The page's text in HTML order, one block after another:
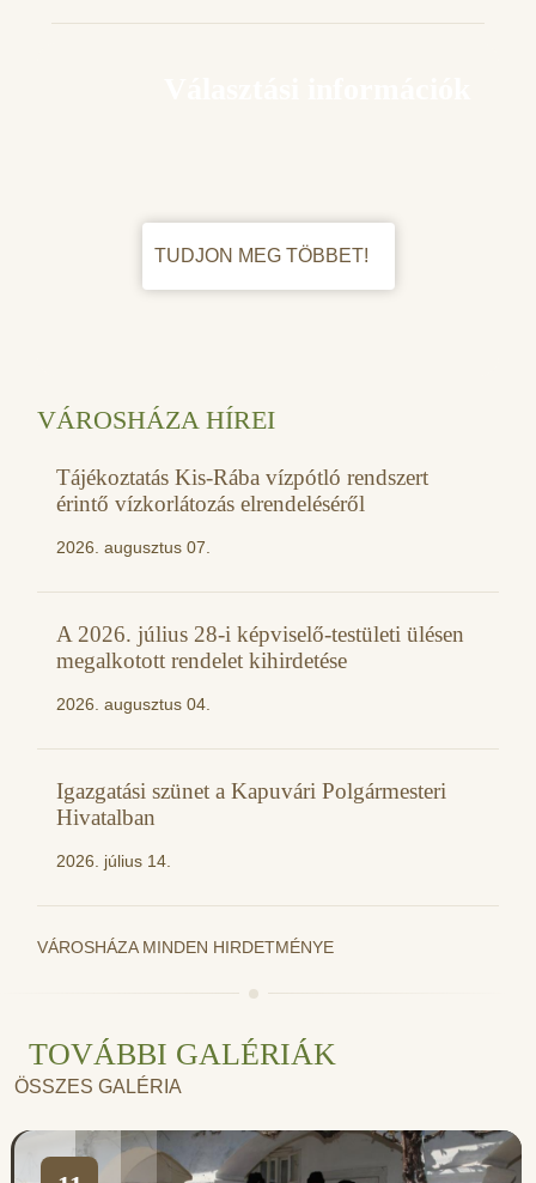
TUDJON MEG TÖBBET!
VÁROSHÁZA HÍREI
Tájékoztatás Kis-Rába vízpótló rendszert
érintő vízkorlátozás elrendeléséről
2026. augusztus 07.
A 2026. július 28-i képviselő-testületi ülésen
megalkotott rendelet kihirdetése
2026. augusztus 04.
Igazgatási szünet a Kapuvári Polgármesteri
Hivatalban
2026. július 14.
VÁROSHÁZA MINDEN HIRDETMÉNYE
TOVÁBBI GALÉRIÁK
ÖSSZES GALÉRIA